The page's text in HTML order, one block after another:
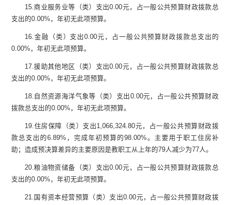
15.商业服务业等（类）支出0.00元，占一般公共预算财政拨款总
支出的0.00% ，年初无此项预算。
16.金融（类）支出0.00元，占一般公共预算财政拨款总支出的
0.00% ，年初无此项预算。
17.援助其他地区（类）支出0.00元，占一般公共预算财政拨款总
支出的0.00% ，年初无此项预算。
18. 自然资源海洋气象等（类）支出0.00元，占一般公共预算财政
拨款总支出的0.00% ，年初无此项预算。
19.住房保障（类）支出1,066,324.80元，占一般公共预算财政拨
款总支出的6.89% ，完成年初预算的98.00%。主要用于职工住房补
助；造成预决算差异的主要原因是教职工从上年的79人减少为77人。
20.粮油物资储备（类）支出0.00元，占一般公共预算财政拨款总
支出的0.00% ，年初无此项预算。
21. 国有资本经营预算（类）支出0.00元，占一般公共预算财政拨